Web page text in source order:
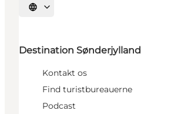
Vælg sprog
Destination Sønderjylland
Kontakt os
Find turistbureauerne
Podcast